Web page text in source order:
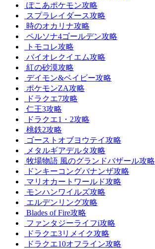
ぽこあポケモン攻略
スプラレイダース攻略
時のオカリナ攻略
ペルソナ4ゴールデン攻略
トモコレ攻略
バイオレクイエム攻略
紅の砂漠攻略
デイモン&ベイビー攻略
ポケモンZA攻略
ドラクエ7攻略
仁王3攻略
ドラクエ1・2攻略
桃鉄2攻略
ゴーストオブヨウテイ攻略
メタルギアデルタ攻略
牧場物語 風のグランドバザール攻略
ドンキーコングバナンザ攻略
マリオカートワールド攻略
モンハンワイルズ攻略
エルデンリング攻略
Blades of Fire攻略
ファンタジーライフi攻略
ドラクエ3リメイク攻略
ドラクエ10オフライン攻略